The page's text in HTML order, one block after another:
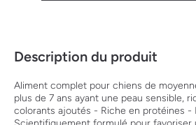
Description du produit
Aliment complet pour chiens de
plus de 7 ans ayant une peau sensible,
colorants ajoutés - Riche en protéines -